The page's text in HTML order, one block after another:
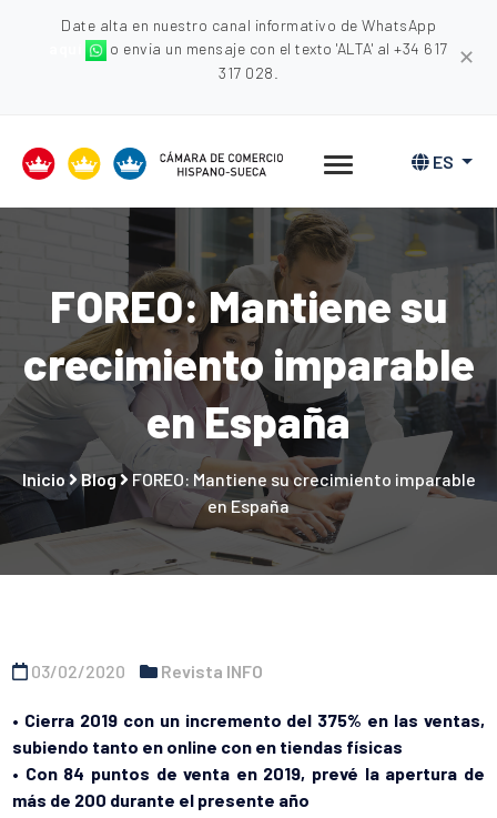
Date alta en nuestro canal informativo de WhatsApp
o envia un mensaje con el texto 'ALTA' al +34 617
317 028.
✕
ES
FOREO: Mantiene su
crecimiento imparable
en España
Inicio Blog
FOREO: Mantiene su crecimiento imparable
en España
03/02/2020 Revista INFO
• Cierra 2019 con un incremento del 375% en las ventas,
subiendo tanto en online con en tiendas físicas
• Con 84 puntos de venta en 2019, prevé la apertura de
más de 200 durante el presente año